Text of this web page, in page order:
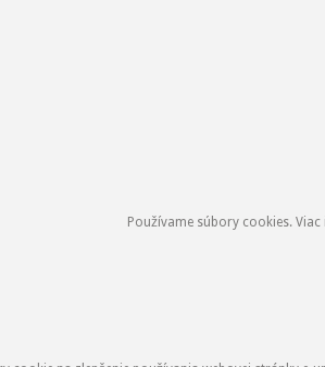
Používame súbory cookies.